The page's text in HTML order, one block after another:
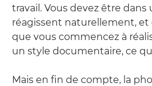
travail. Vous devez être
réagissent naturellement, et
que vous commencez à
un style documentaire, ce
Mais en fin de compte, la